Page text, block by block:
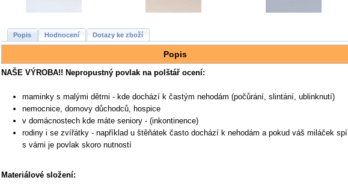
Popis Hodnocení Dotazy ke zboží
Popis
NAŠE VÝROBA!! Nepropustný povlak na polštář ocení:
maminky s malými dětmi - kde dochází k častým nehodám (počůrání, slintání, ublinknutí)
nemocnice, domovy důchodců, hospice
v domácnostech kde máte seniory - (inkontinence)
rodiny i se zvířátky - například u štěňátek často dochází k nehodám a pokud váš miláček spí
s vámi je povlak skoro nutností
Materiálové složení: